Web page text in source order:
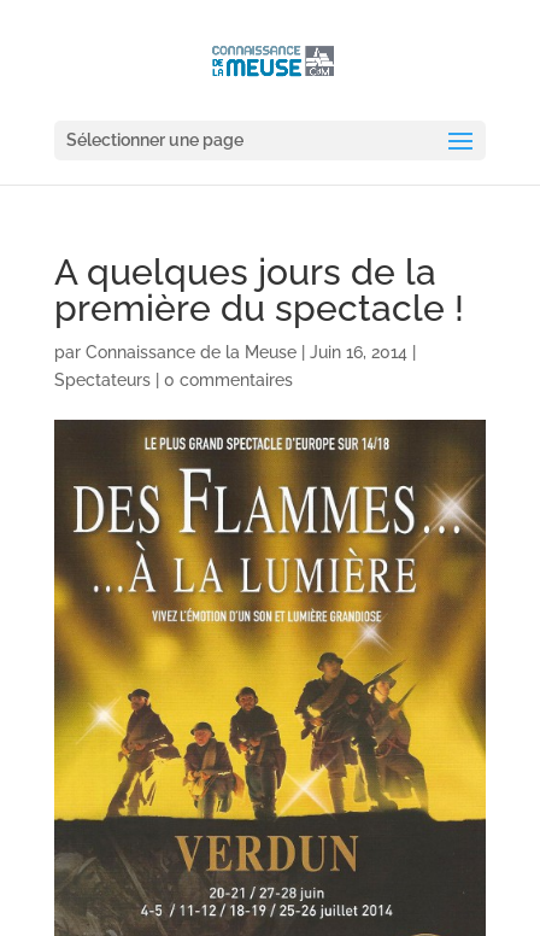
Sélectionner une page
A quelques jours de la
première du spectacle !
par Connaissance de la Meuse| Juin 16, 2014
Spectateurs| 0 commentaires